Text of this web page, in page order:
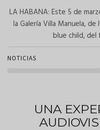
LA HABANA: Este 5 de
la Galería Villa Manuela, de
blue child, del
NOTICIAS
UNA